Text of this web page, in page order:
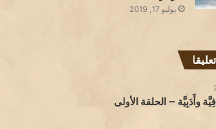
يوليو 17, 2019
وأَدَبِيَّة – الحلقة الأولى